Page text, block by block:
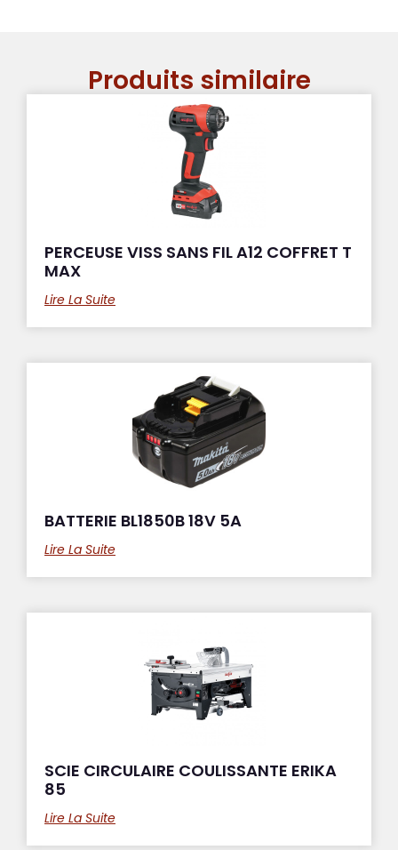
Produits similaire
PERCEUSE VISS SANS FIL A12 COFFRET T
MAX
Lire La Suite
BATTERIE BL1850B 18V 5A
Lire La Suite
SCIE CIRCULAIRE COULISSANTE ERIKA
85
Lire La Suite